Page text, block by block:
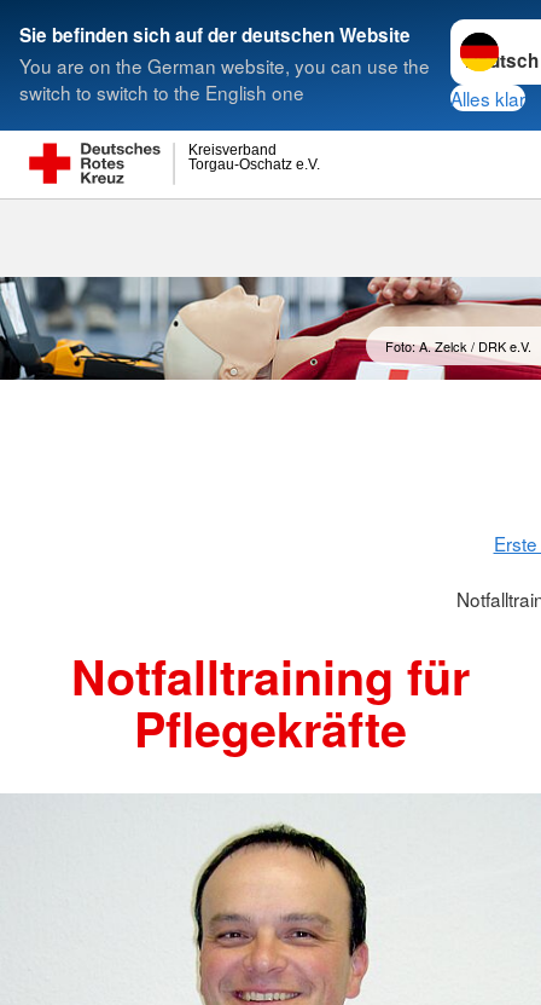
Sie befinden sich auf der deutschen Website
You are on the German website, you can use the
switch to switch to the English one
Sprache
Alles klar
Torgau-Oschatz e.V.
Kreisverband
Suche
Foto: A. Zelck / DRK e.V.
Notfalltraining für
Pflegekräfte